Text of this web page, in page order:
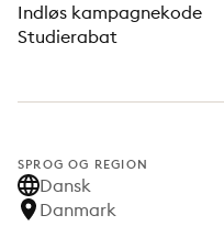
Indløs kampagnekode
Studierabat
SPROG OG REGION
Dansk
Danmark